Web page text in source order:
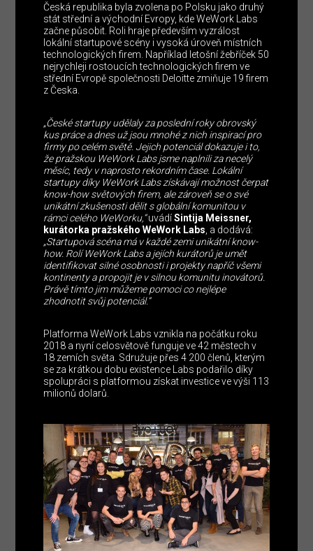
Česká republika byla zvolena po Polsku jako druhý
stát střední a východní Evropy, kde WeWork Labs
začne působit. Roli hraje především vyzrálost
lokální startupové scény i vysoká úroveň místních
technologických firem. Například letošní žebříček 50
nejrychleji rostoucích technologických firem ve
střední Evropě společnosti Deloitte zmiňuje 19 firem
z Česka.
„České startupy udělaly za poslední roky obrovský
kus práce a dnes už jsou mnohé z nich inspirací pro
firmy po celém světě. Jejich potenciál dokazuje i to,
že pražskou WeWork Labs jsme naplnili za necelý
měsíc, tedy v naprosto rekordním čase. Lokální
startupy díky WeWork Labs získávají možnost čerpat
know-how světových firem, ale zároveň se o své
unikátní zkušenosti dělit s globální komunitou v
rámci celého WeWorku,“uvádíSintija Meissner,
kurátorka pražského WeWork Labs , a dodává:
„Startupová scéna má v každé zemi unikátní know-
how. Rolí WeWork Labs a jejích kurátorů je umět
identifikovat silné osobnosti i projekty napříč všemi
kontinenty a propojit je v silnou komunitu inovátorů.
Právě tímto jim můžeme pomoci co nejlépe
zhodnotit svůj potenciál.“
Platforma WeWork Labs vznikla na počátku roku
2018 a nyní celosvětově funguje ve 42 městech v
18 zemích světa. Sdružuje přes 4 200 členů, kterým
se za krátkou dobu existence Labs podařilo díky
spolupráci s platformou získat investice ve výši 113
milionů dolarů.